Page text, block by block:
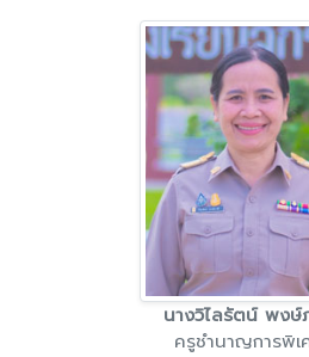
นางวิไลรัตน์ พงษ์
ครูชำนาญการพิเ